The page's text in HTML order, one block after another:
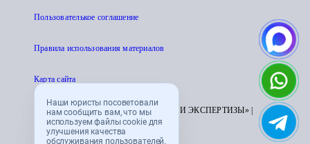
Наши юристы посоветовали
нам сообщить вам, что мы
используем файлы cookie для
улучшения качества
обслуживания пользователей.
Пользователькое соглашение
Правила использования материалов
Карта сайта
© 1995 - 2026 «ЦЕНТР АТТЕСТАЦИИ И ЭКСПЕРТИЗЫ» |
CENTRATTEK.RU